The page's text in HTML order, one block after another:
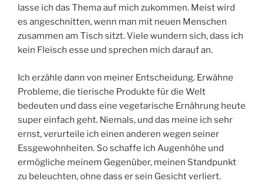
lasse ich das Thema auf mich zukommen. Meist wird
es angeschnitten, wenn man mit neuen Menschen
zusammen am Tisch sitzt. Viele wundern sich, dass ich
kein Fleisch esse und sprechen mich darauf an.
Ich erzähle dann von meiner Entscheidung. Erwähne
Probleme, die tierische Produkte für die Welt
bedeuten und dass eine vegetarische Ernährung heute
super einfach geht. Niemals, und das meine ich sehr
ernst, verurteile ich einen anderen wegen seiner
Essgewohnheiten. So schaffe ich Augenhöhe und
ermögliche meinem Gegenüber, meinen Standpunkt
zu beleuchten, ohne dass er sein Gesicht verliert.